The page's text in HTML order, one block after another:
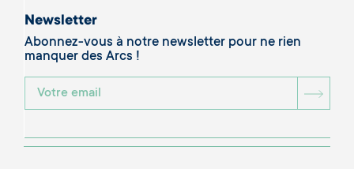
Newsletter
Abonnez-vous à notre newsletter pour ne rien
manquer des Arcs !